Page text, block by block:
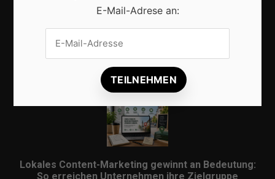
Lokale Suchmaschinenoptimierung bleibt der
Schlüssel für mehr regionale Kunden
Lokales Content-Marketing gewinnt an Bedeutung:
So erreichen Unternehmen ihre Zielgruppe
E-Mail-Adrese an: